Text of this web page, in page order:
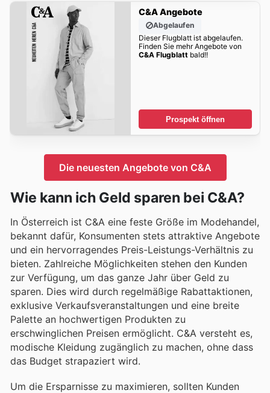
C&A Angebote
Abgelaufen
Dieser Flugblatt ist abgelaufen.
Finden Sie mehr Angebote von
C&A Flugblattbald!!
Prospekt öffnen
Die neuesten Angebote von C&A
Wie kann ich Geld sparen bei C&A?
In Österreich ist C&A eine feste Größe im Modehandel,
bekannt dafür, Konsumenten stets attraktive Angebote
und ein hervorragendes Preis-Leistungs-Verhältnis zu
bieten. Zahlreiche Möglichkeiten stehen den Kunden
zur Verfügung, um das ganze Jahr über Geld zu
sparen. Dies wird durch regelmäßige Rabattaktionen,
exklusive Verkaufsveranstaltungen und eine breite
Palette an hochwertigen Produkten zu
erschwinglichen Preisen ermöglicht. C&A versteht es,
modische Kleidung zugänglich zu machen, ohne dass
das Budget strapaziert wird.
Um die Ersparnisse zu maximieren, sollten Kunden